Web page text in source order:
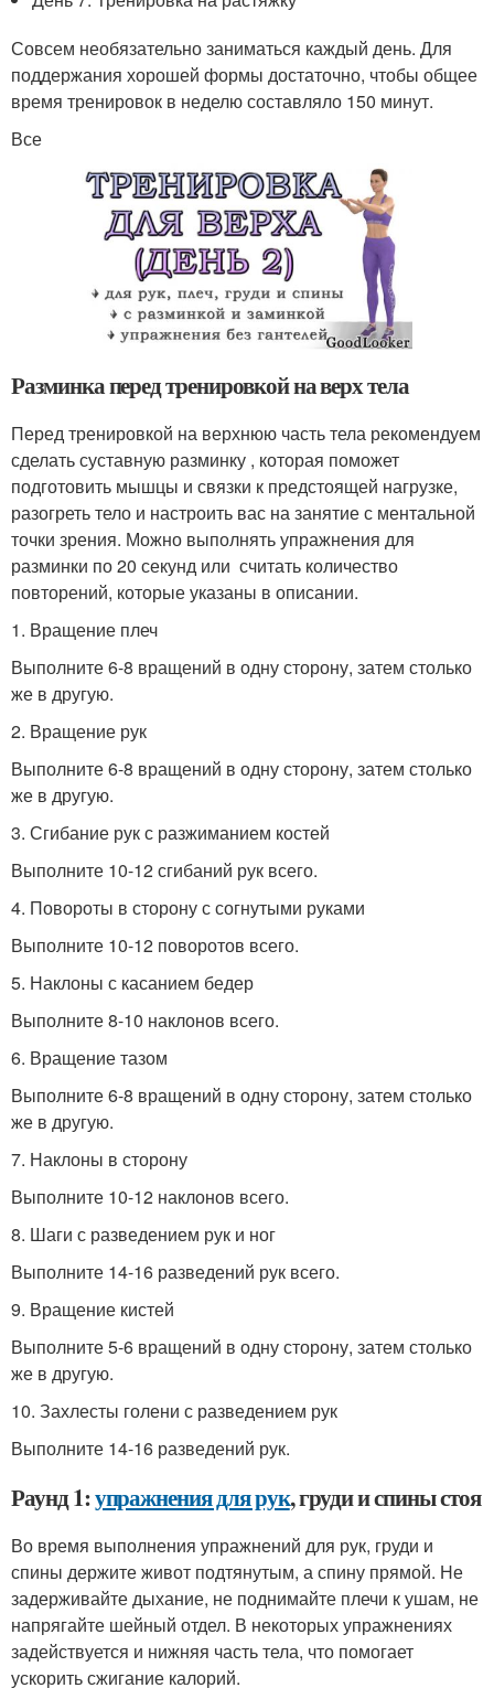
Совсем необязательно заниматься каждый день. Для
поддержания хорошей формы достаточно, чтобы общее
время тренировок в неделю составляло 150 минут.
Все
Разминка перед тренировкой на верх тела
Перед тренировкой на верхнюю часть тела рекомендуем
сделать суставную разминку , которая поможет
подготовить мышцы и связки к предстоящей нагрузке,
разогреть тело и настроить вас на занятие с ментальной
точки зрения. Можно выполнять упражнения для
разминки по 20 секунд или считать количество
повторений, которые указаны в описании.
1. Вращение плеч
Выполните 6-8 вращений в одну сторону, затем столько
же в другую.
2. Вращение рук
Выполните 6-8 вращений в одну сторону, затем столько
же в другую.
3. Сгибание рук с разжиманием костей
Выполните 10-12 сгибаний рук всего.
4. Повороты в сторону с согнутыми руками
Выполните 10-12 поворотов всего.
5. Наклоны с касанием бедер
Выполните 8-10 наклонов всего.
6. Вращение тазом
Выполните 6-8 вращений в одну сторону, затем столько
же в другую.
7. Наклоны в сторону
Выполните 10-12 наклонов всего.
8. Шаги с разведением рук и ног
Выполните 14-16 разведений рук всего.
9. Вращение кистей
Выполните 5-6 вращений в одну сторону, затем столько
же в другую.
10. Захлесты голени с разведением рук
Выполните 14-16 разведений рук.
Раунд 1:упражнения для рук, груди и спины стоя
Во время выполнения упражнений для рук, груди и
спины держите живот подтянутым, а спину прямой. Не
задерживайте дыхание, не поднимайте плечи к ушам, не
напрягайте шейный отдел. В некоторых упражнениях
задействуется и нижняя часть тела, что помогает
ускорить сжигание калорий.